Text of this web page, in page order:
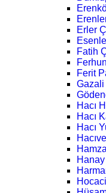
Erler
Fatih
Ferit
Gazali
Hacı
Hacı
Hacı